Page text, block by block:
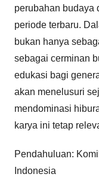
perubahan budaya
periode terbaru.
bukan hanya
sebagai cerminan
edukasi bagi
akan menelusuri
mendominasi
karya ini tetap
Pendahuluan:
Indonesia